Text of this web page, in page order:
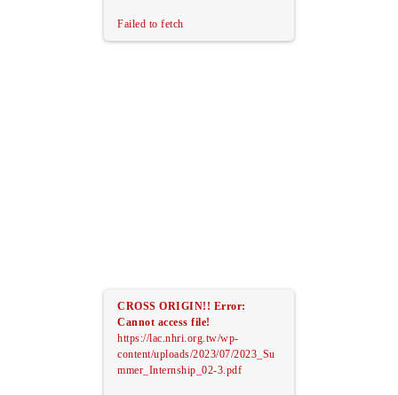
Failed to fetch
CROSS ORIGIN!! Error:
Cannot access file!
https://lac.nhri.org.tw/wp-
content/uploads/2023/07/2023_Su
mmer_Internship_02-3.pdf